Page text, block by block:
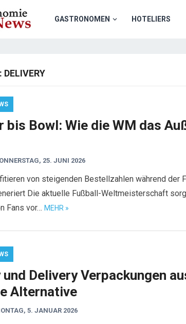
GASTRONOMEN HOTELIERS
DELIVERY
bis Bowl: Wie die WM das
25. JUNI 2026
von steigenden Bestellzahlen während der
Die aktuelle Fußball-Weltmeisterschaft
Fans vor… MEHR »
und Delivery Verpackungen
Alternative
5. JANUAR 2026